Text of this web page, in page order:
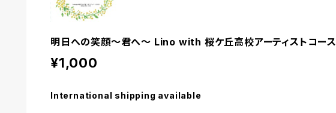
明日への笑顔～君へ～ Lino with 桜ケ丘高校アーティストコース
¥1,000
International shipping available